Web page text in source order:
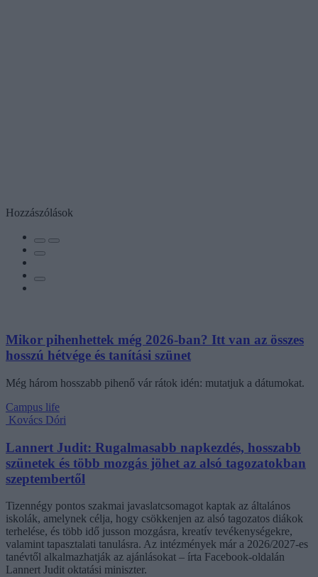
Hozzászólások
Mikor pihenhettek még 2026-ban? Itt van az összes
hosszú hétvége és tanítási szünet
Még három hosszabb pihenő vár rátok idén: mutatjuk a dátumokat.
Campus life
Kovács Dóri
Lannert Judit: Rugalmasabb napkezdés, hosszabb
szünetek és több mozgás jöhet az alsó tagozatokban
szeptembertől
Tizennégy pontos szakmai javaslatcsomagot kaptak az általános
iskolák, amelynek célja, hogy csökkenjen az alsó tagozatos diákok
terhelése, és több idő jusson mozgásra, kreatív tevékenységekre,
valamint tapasztalati tanulásra. Az intézmények már a 2026/2027-es
tanévtől alkalmazhatják az ajánlásokat – írta Facebook-oldalán
Lannert Judit oktatási miniszter.